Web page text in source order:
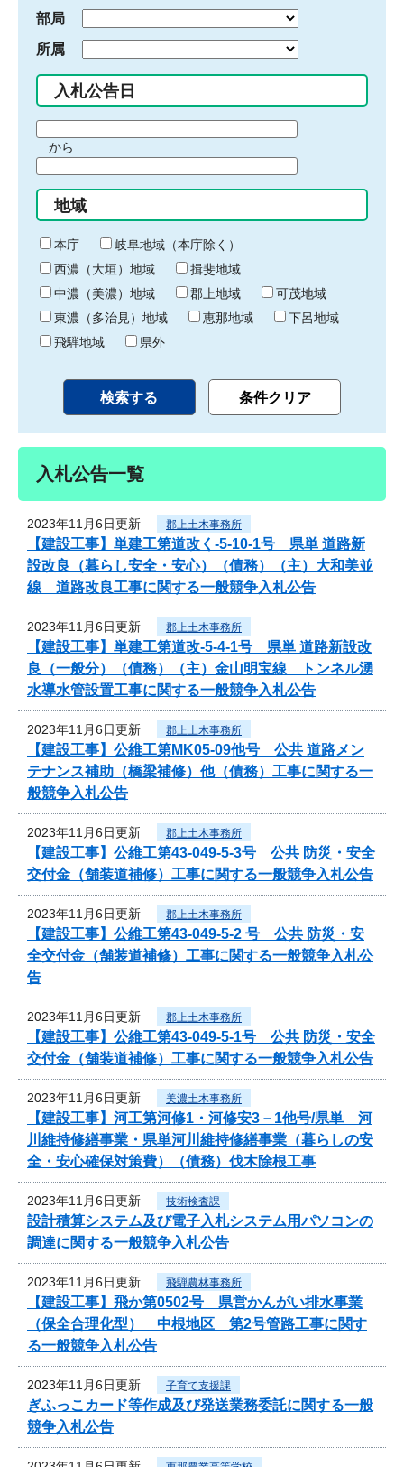
部局
所属
入札公告日
間
始
り
から
間
終
わ
り
地域
本庁
岐阜地域（本庁除く）
西濃（大垣）地域
揖斐地域
中濃（美濃）地域
郡上地域
可茂地域
東濃（多治見）地域
恵那地域
下呂地域
飛騨地域
県外
入札公告一覧
2023年11月6日更新 郡上土木事務所
【建設工事】単建工第道改く-5-10-1号 県単 道路新
設改良（暮らし安全・安心）（債務）（主）大和美並
線 道路改良工事に関する一般競争入札公告
2023年11月6日更新 郡上土木事務所
【建設工事】単建工第道改-5-4-1号 県単 道路新設改
良（一般分）（債務）（主）金山明宝線 トンネル湧
水導水管設置工事に関する一般競争入札公告
2023年11月6日更新 郡上土木事務所
【建設工事】公維工第MK05-09他号 公共 道路メン
テナンス補助（橋梁補修）他（債務）工事に関する一
般競争入札公告
2023年11月6日更新 郡上土木事務所
【建設工事】公維工第43-049-5-3号 公共 防災・安全
交付金（舗装道補修）工事に関する一般競争入札公告
2023年11月6日更新 郡上土木事務所
【建設工事】公維工第43-049-5-2 号 公共 防災・安
全交付金（舗装道補修）工事に関する一般競争入札公
告
2023年11月6日更新 郡上土木事務所
【建設工事】公維工第43-049-5-1号 公共 防災・安全
交付金（舗装道補修）工事に関する一般競争入札公告
2023年11月6日更新 美濃土木事務所
【建設工事】河工第河修1・河修安3－1他号/県単 河
川維持修繕事業・県単河川維持修繕事業（暮らしの安
全・安心確保対策費）（債務）伐木除根工事
2023年11月6日更新 技術検査課
設計積算システム及び電子入札システム用パソコンの
調達に関する一般競争入札公告
2023年11月6日更新 飛騨農林事務所
【建設工事】飛か第0502号 県営かんがい排水事業
（保全合理化型） 中根地区 第2号管路工事に関す
る一般競争入札公告
2023年11月6日更新 子育て支援課
ぎふっこカード等作成及び発送業務委託に関する一般
競争入札公告